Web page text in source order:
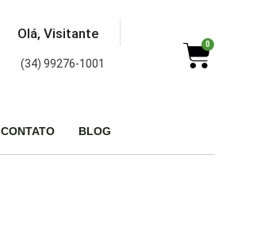
Olá, Visitante
(34) 99276-1001
0
CONTATO BLOG